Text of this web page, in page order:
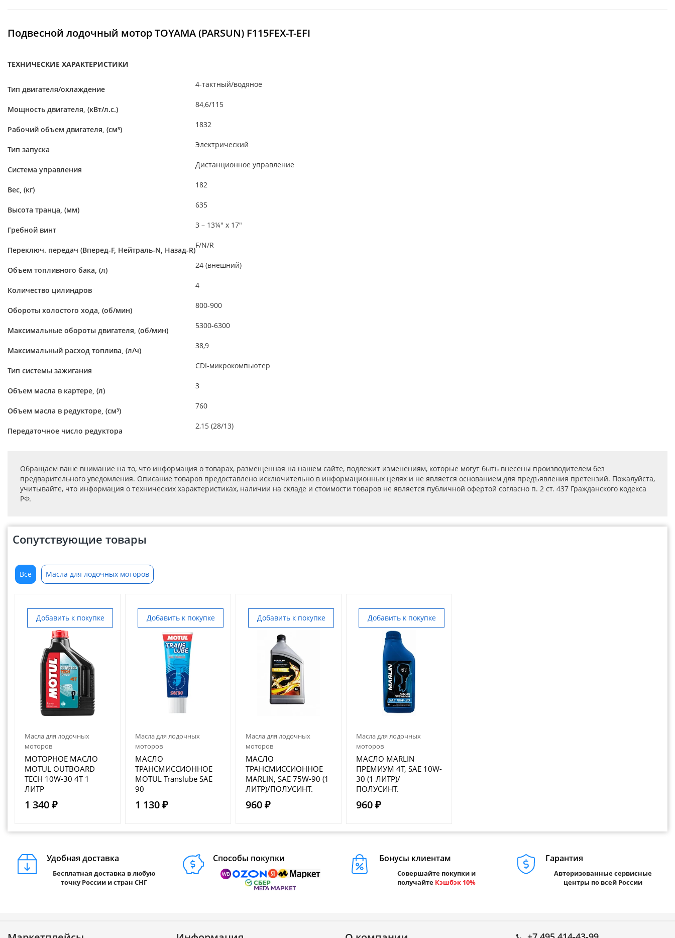
Подвесной лодочный мотор TOYAMA (PARSUN) F115FEX-T-EFI
ТЕХНИЧЕСКИЕ ХАРАКТЕРИСТИКИ
Тип двигателя/охлаждение
4-тактный/водяное
Мощность двигателя, (кВт/л.с.)
84,6/115
Рабочий объем двигателя, (см³)
1832
Тип запуска
Электрический
Система управления
Дистанционное управление
Вес, (кг)
182
Высота транца, (мм)
635
Гребной винт
3 – 13¼" x 17"
Переключ. передач (Вперед-F, Нейтраль-N, Назад-R)
F/N/R
Объем топливного бака, (л)
24 (внешний)
Количество цилиндров
4
Обороты холостого хода, (об/мин)
800-900
Максимальные обороты двигателя, (об/мин)
5300-6300
Максимальный расход топлива, (л/ч)
38,9
Тип системы зажигания
CDI-микрокомпьютер
Объем масла в картере, (л)
3
Объем масла в редукторе, (см³)
760
Передаточное число редуктора
2,15 (28/13)
Обращаем ваше внимание на то, что информация о товарах, размещенная на нашем сайте, подлежит изменениям, которые могут быть внесены производителем без
предварительного уведомления. Описание товаров предоставлено исключительно в информационных целях и не является основанием для предъявления претензий. Пожалуйста,
учитывайте, что информация о технических характеристиках, наличии на складе и стоимости товаров не является публичной офертой согласно п. 2 ст. 437 Гражданского кодекса
РФ.
Сопутствующие товары
Все Масла для лодочных моторов
Добавить к покупке
Масла для лодочных
моторов
МОТОРНОЕ МАСЛО
MOTUL OUTBOARD
TECH 10W-30 4T 1
ЛИТР
1 340 ₽
Добавить к покупке
Масла для лодочных
моторов
МАСЛО
ТРАНСМИССИОННОЕ
MOTUL Translube SAE
90
1 130 ₽
Добавить к покупке
Масла для лодочных
моторов
МАСЛО
ТРАНСМИССИОННОЕ
MARLIN, SAE 75W-90 (1
ЛИТР)/ПОЛУСИНТ.
960 ₽
Добавить к покупке
Масла для лодочных
моторов
МАСЛО MARLIN
ПРЕМИУМ 4Т, SAE 10W-
30 (1 ЛИТР)/
ПОЛУСИНТ.
960 ₽
Удобная доставка
Бесплатная доставка в любую
точку России и стран СНГ
Способы покупки Бонусы клиентам
Совершайте покупки и
получайте Кэшбэк 10%
Гарантия
Авторизованные сервисные
центры по всей России